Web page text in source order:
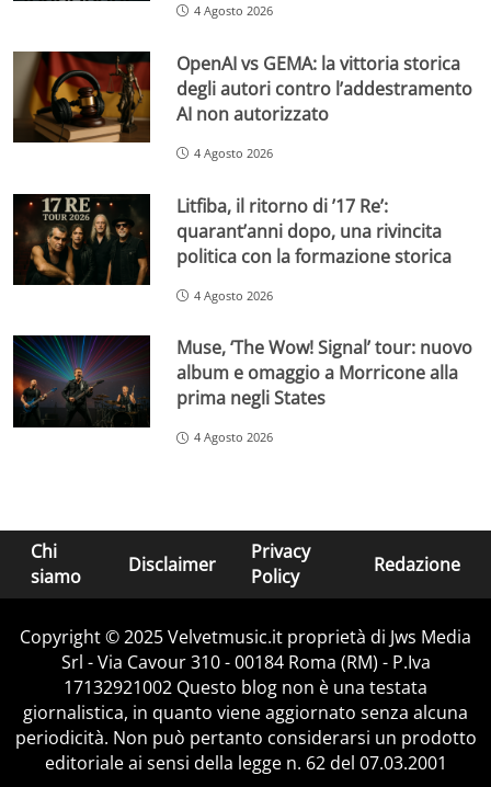
4 Agosto 2026
OpenAI vs GEMA: la vittoria storica
degli autori contro l’addestramento
AI non autorizzato
4 Agosto 2026
Litfiba, il ritorno di ’17 Re’:
quarant’anni dopo, una rivincita
politica con la formazione storica
4 Agosto 2026
Muse, ‘The Wow! Signal’ tour: nuovo
album e omaggio a Morricone alla
prima negli States
4 Agosto 2026
Chi
siamo
Disclaimer
Privacy
Policy
Redazione
Copyright © 2025 Velvetmusic.it proprietà di Jws Media
Srl - Via Cavour 310 - 00184 Roma (RM) - P.Iva
17132921002 Questo blog non è una testata
giornalistica, in quanto viene aggiornato senza alcuna
periodicità. Non può pertanto considerarsi un prodotto
editoriale ai sensi della legge n. 62 del 07.03.2001